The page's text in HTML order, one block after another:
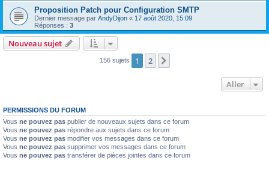
Proposition Patch pour Configuration SMTP
Dernier message par AndyDijon « 17 août 2020, 15:09
Réponses : 3
Nouveau sujet
156 sujets 1 2
Aller
PERMISSIONS DU FORUM
Vous ne pouvez pas publier de nouveaux sujets dans ce forum
Vous ne pouvez pas répondre aux sujets dans ce forum
Vous ne pouvez pas modifier vos messages dans ce forum
Vous ne pouvez pas supprimer vos messages dans ce forum
Vous ne pouvez pas transférer de pièces jointes dans ce forum